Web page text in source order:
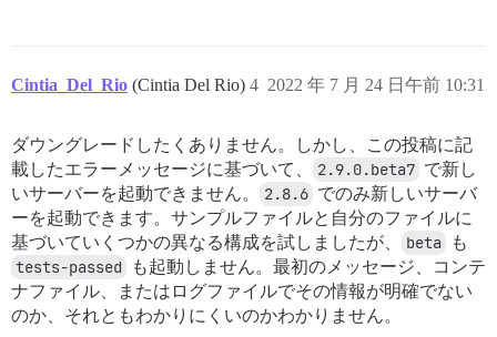
Cintia_Del_Rio (Cintia Del Rio) 2022 年 7 月 24 日午前 10:31
4
ダウングレードしたくありません。しかし、この投稿に記
載したエラーメッセージに基づいて、
2.9.0.beta7 で新し
いサーバーを起動できません。
2.8.6 でのみ新しいサーバ
ーを起動できます。サンプルファイルと自分のファイルに
基づいていくつかの異なる構成を試しましたが、
beta も
tests-passed
も起動しません。最初のメッセージ、コンテ
ナファイル、またはログファイルでその情報が明確でない
のか、それともわかりにくいのかわかりません。